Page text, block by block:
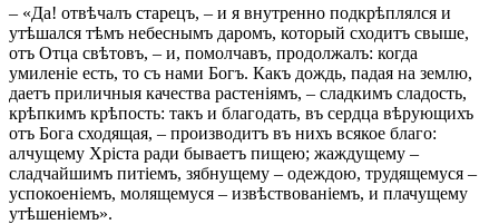
– «Да! отвѣчалъ старецъ, – и я внутренно подкрѣплялся и
утѣшался тѣмъ небеснымъ даромъ, который сходитъ свыше,
отъ Отца свѣтовъ, – и, помолчавъ, продолжалъ: когда
умиленіе есть, то съ нами Богъ. Какъ дождь, падая на землю,
даетъ приличныя качества растеніямъ, – сладкимъ сладость,
крѣпкимъ крѣпость: такъ и благодать, въ сердца вѣрующихъ
отъ Бога сходящая, – производитъ въ нихъ всякое благо:
алчущему Хріста ради бываетъ пищею; жаждущему –
сладчайшимъ питіемъ, зябнущему – одеждою, трудящемуся –
успокоеніемъ, молящемуся – извѣствованіемъ, и плачущему
утѣшеніемъ».